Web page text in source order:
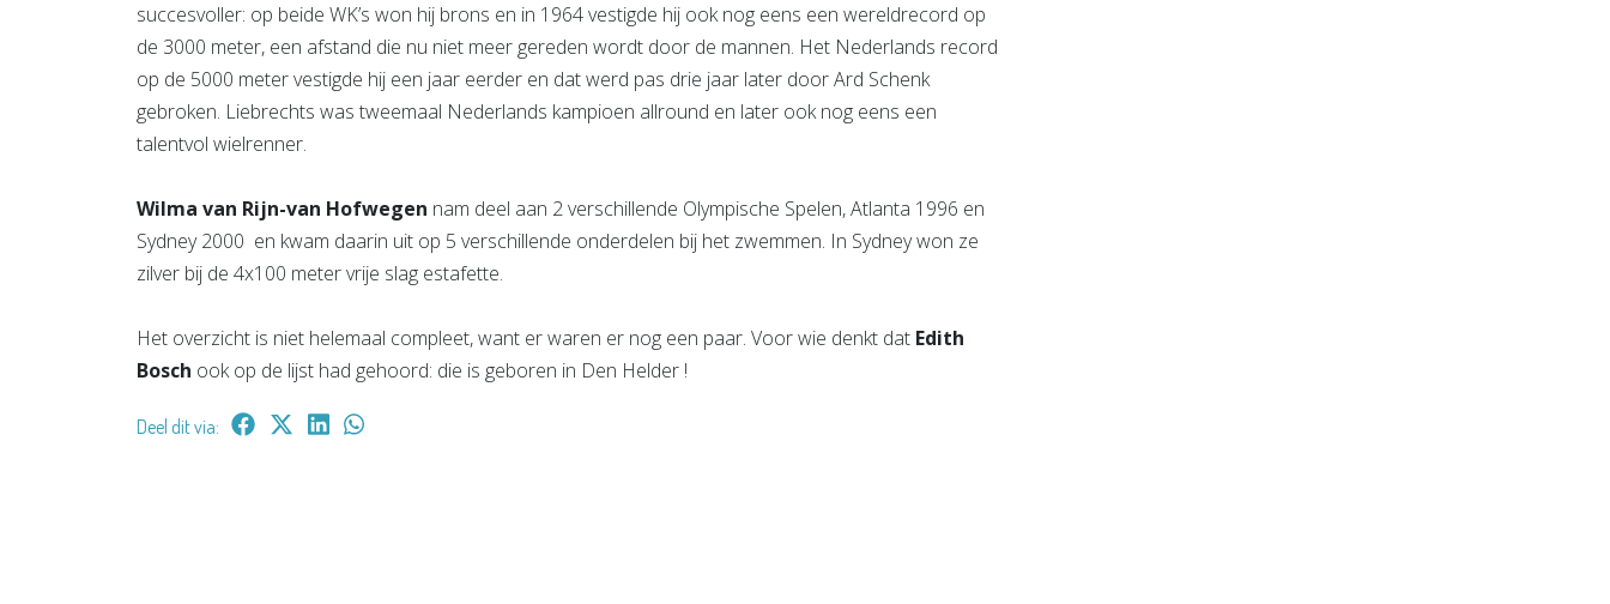
succesvoller: op beide WK’s won hij brons en in 1964 vestigde hij ook nog eens een wereldrecord op
de 3000 meter, een afstand die nu niet meer gereden wordt door de mannen. Het Nederlands record
op de 5000 meter vestigde hij een jaar eerder en dat werd pas drie jaar later door Ard Schenk
gebroken. Liebrechts was tweemaal Nederlands kampioen allround en later ook nog eens een
talentvol wielrenner.
Wilma van Rijn-van Hofwegen nam deel aan 2 verschillende Olympische Spelen, Atlanta 1996 en
Sydney 2000 en kwam daarin uit op 5 verschillende onderdelen bij het zwemmen. In Sydney won ze
zilver bij de 4x100 meter vrije slag estafette.
Het overzicht is niet helemaal compleet, want er waren er nog een paar. Voor wie denkt dat Edith
Bosch ook op de lijst had gehoord: die is geboren in Den Helder !
Deel dit via: